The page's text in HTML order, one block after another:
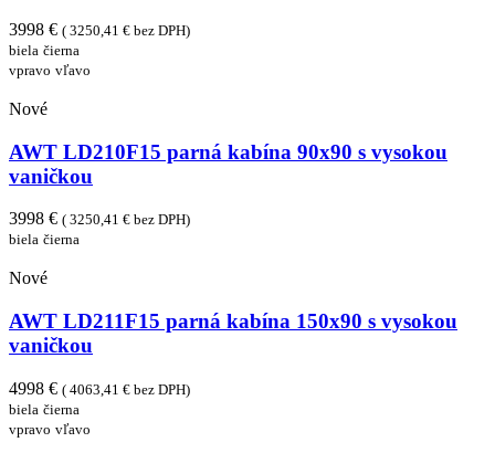
3998 € ( 3250,41 € bez DPH)
biela čierna
vpravo vľavo
Nové
AWT LD210F15 parná kabína 90x90 s vysokou
vaničkou
3998 € ( 3250,41 € bez DPH)
biela čierna
Nové
AWT LD211F15 parná kabína 150x90 s vysokou
vaničkou
4998 € ( 4063,41 € bez DPH)
biela čierna
vpravo vľavo